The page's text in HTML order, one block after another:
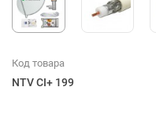
Код товара
NTV CI+ 199